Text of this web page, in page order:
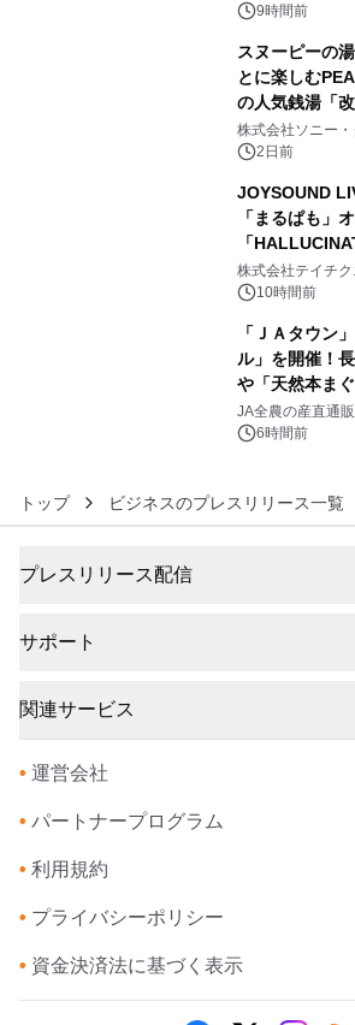
9時間前
スヌーピーの
とに楽しむ
の人気銭湯「
ラボレーショ
ボグッズも発売
株式会社ソニー
2日前
JOYSOUND
「まるぱも」
「
信リリース決
株式会社テイチ
10時間前
「ＪＡタウン
ル」を開催！
や「天然本ま
販売！～毎月
JA全農の産直通
6時間前
トップ ビジネスのプレスリリース一覧
プレスリリース配信
サポート
関連サービス
• 運営会社
• パートナープログラム
• 利用規約
• プライバシーポリシー
• 資金決済法に基づく表示